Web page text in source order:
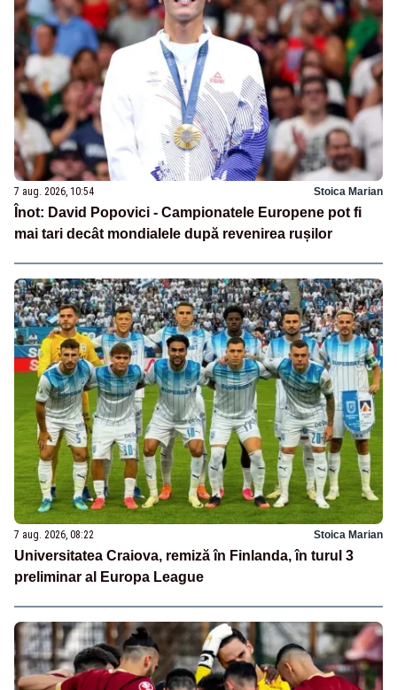
7 aug. 2026, 10:54 Stoica Marian
Înot: David Popovici - Campionatele Europene pot fi
mai tari decât mondialele după revenirea rușilor
7 aug. 2026, 08:22 Stoica Marian
Universitatea Craiova, remiză în Finlanda, în turul 3
preliminar al Europa League